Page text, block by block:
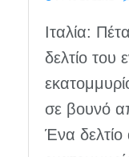
Ιταλία:
δελτίο του
σε βουνό
Ένα δελτίο